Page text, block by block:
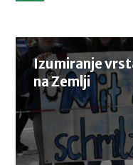
Izumiranje
na Zemlji